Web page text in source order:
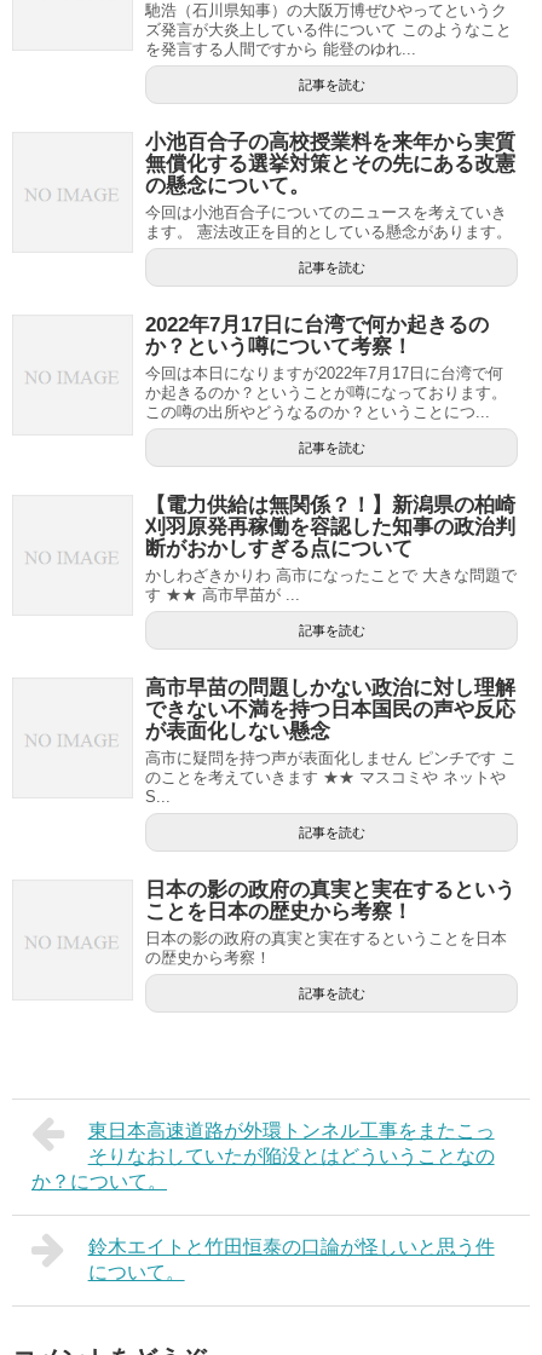
馳浩（石川県知事）の大阪万博ぜひやってというク
ズ発言が大炎上している件について このようなこと
を発言する人間ですから 能登のゆれ...
記事を読む
小池百合子の高校授業料を来年から実質
無償化する選挙対策とその先にある改憲
の懸念について。
今回は小池百合子についてのニュースを考えていき
ます。 憲法改正を目的としている懸念があります。
記事を読む
2022年7月17日に台湾で何か起きるの
か？という噂について考察！
今回は本日になりますが2022年7月17日に台湾で何
か起きるのか？ということが噂になっております。
この噂の出所やどうなるのか？ということにつ...
記事を読む
【電力供給は無関係？！】新潟県の柏崎
刈羽原発再稼働を容認した知事の政治判
断がおかしすぎる点について
かしわざきかりわ 高市になったことで 大きな問題で
す ★★ 高市早苗が ...
記事を読む
高市早苗の問題しかない政治に対し理解
できない不満を持つ日本国民の声や反応
が表面化しない懸念
高市に疑問を持つ声が表面化しません ピンチです こ
のことを考えていきます ★★ マスコミや ネットや
S...
記事を読む
日本の影の政府の真実と実在するという
ことを日本の歴史から考察！
日本の影の政府の真実と実在するということを日本
の歴史から考察！
記事を読む
東日本高速道路が外環トンネル工事をまたこっ
そりなおしていたが陥没とはどういうことなの
か？について。
鈴木エイトと竹田恒泰の口論が怪しいと思う件
について。